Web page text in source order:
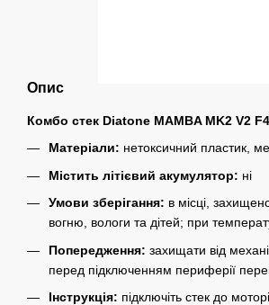
Опис
Комбо стек Diatone MAMBA MK2 V2
Матеріали: нетоксичний пластик,
Містить літієвий акумулятор: ні
Умови зберігання: в місці,
вогню, вологи та дітей; при
Попередження: захищати від
перед підключенням периферії
Інструкція: підключіть стек до